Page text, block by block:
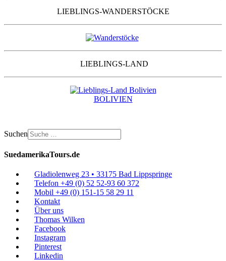
LIEBLINGS-WANDERSTÖCKE
LIEBLINGS-LAND
BOLIVIEN
Suchen
SuedamerikaTours.de
Gladiolenweg 23 • 33175 Bad Lippspringe
Telefon +49 (0) 52 52-93 60 372
Mobil +49 (0) 151-15 58 29 11
Kontakt
Über uns
Thomas Wilken
Facebook
Instagram
Pinterest
Linkedin